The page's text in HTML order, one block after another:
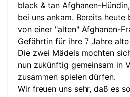
black & tan Afghanen-
bei uns ankam. Bereits heute
von einer "alten" Afghanen-
Gefährtin für ihre 7 Jahre
Die zwei Mädels mochten
nun zukünftig gemeinsam in
zusammen spielen dürfen.
Wir freuen uns sehr, daß es